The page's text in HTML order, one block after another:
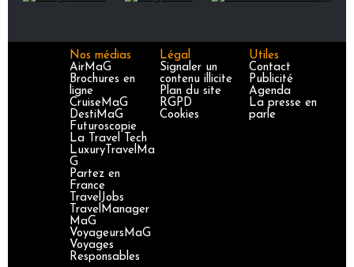
Nos médias
AirMaG
Brochures en
ligne
CruiseMaG
DestiMaG
Futuroscopie
La Travel Tech
LuxuryTravelMa
G
Partez en
France
TravelJobs
TravelManager
MaG
VoyageursMaG
Voyages
Responsables
Légal
Signaler un
contenu illicite
Plan du site
RGPD
Cookies
Utiles
Contact
Publicité
Agenda
La presse en
parle